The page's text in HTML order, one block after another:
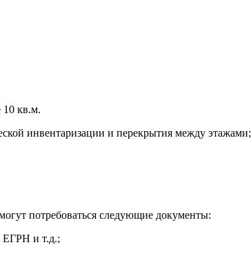
10 кв.м.
инвентаризации и перекрытия между этажами;
потребоваться следующие документы:
ЕГРН и т.д.;